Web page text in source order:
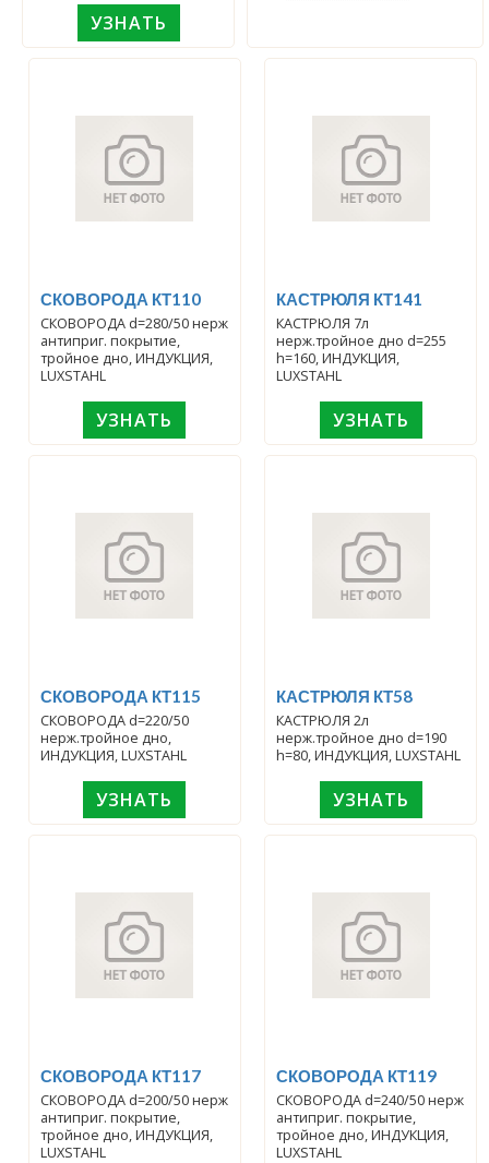
УЗНАТЬ
СКОВОРОДА КТ110
СКОВОРОДА d=280/50 нерж
антиприг. покрытие,
тройное дно, ИНДУКЦИЯ,
LUXSTAHL
УЗНАТЬ
КАСТРЮЛЯ КТ141
КАСТРЮЛЯ 7л
нерж.тройное дно d=255
h=160, ИНДУКЦИЯ,
LUXSTAHL
УЗНАТЬ
СКОВОРОДА КТ115
СКОВОРОДА d=220/50
нерж.тройное дно,
ИНДУКЦИЯ, LUXSTAHL
УЗНАТЬ
КАСТРЮЛЯ КТ58
КАСТРЮЛЯ 2л
нерж.тройное дно d=190
h=80, ИНДУКЦИЯ, LUXSTAHL
УЗНАТЬ
СКОВОРОДА КТ117
СКОВОРОДА d=200/50 нерж
антиприг. покрытие,
тройное дно, ИНДУКЦИЯ,
LUXSTAHL
СКОВОРОДА КТ119
СКОВОРОДА d=240/50 нерж
антиприг. покрытие,
тройное дно, ИНДУКЦИЯ,
LUXSTAHL